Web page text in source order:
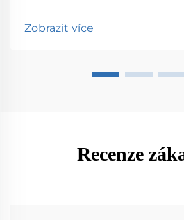
Zobrazit více
Recenze